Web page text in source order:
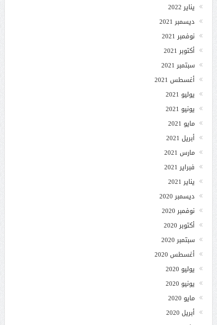
يناير 2022
ديسمبر 2021
نوفمبر 2021
أكتوبر 2021
سبتمبر 2021
أغسطس 2021
يوليو 2021
يونيو 2021
مايو 2021
أبريل 2021
مارس 2021
فبراير 2021
يناير 2021
ديسمبر 2020
نوفمبر 2020
أكتوبر 2020
سبتمبر 2020
أغسطس 2020
يوليو 2020
يونيو 2020
مايو 2020
أبريل 2020